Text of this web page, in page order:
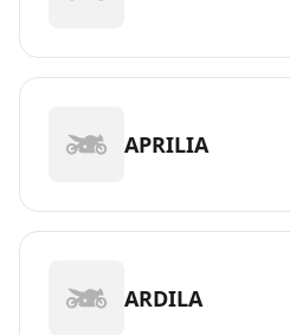
APRILIA
ARDILA